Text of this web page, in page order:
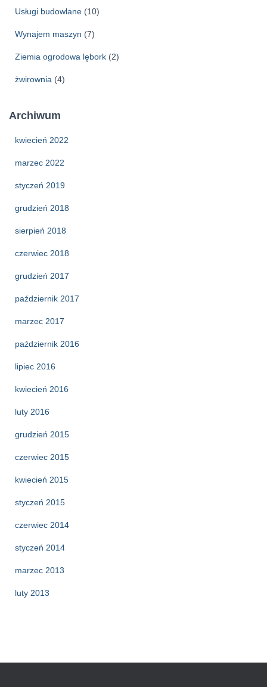
Usługi budowlane (10)
Wynajem maszyn (7)
Ziemia ogrodowa lębork (2)
żwirownia (4)
Archiwum
kwiecień 2022
marzec 2022
styczeń 2019
grudzień 2018
sierpień 2018
czerwiec 2018
grudzień 2017
październik 2017
marzec 2017
październik 2016
lipiec 2016
kwiecień 2016
luty 2016
grudzień 2015
czerwiec 2015
kwiecień 2015
styczeń 2015
czerwiec 2014
styczeń 2014
marzec 2013
luty 2013